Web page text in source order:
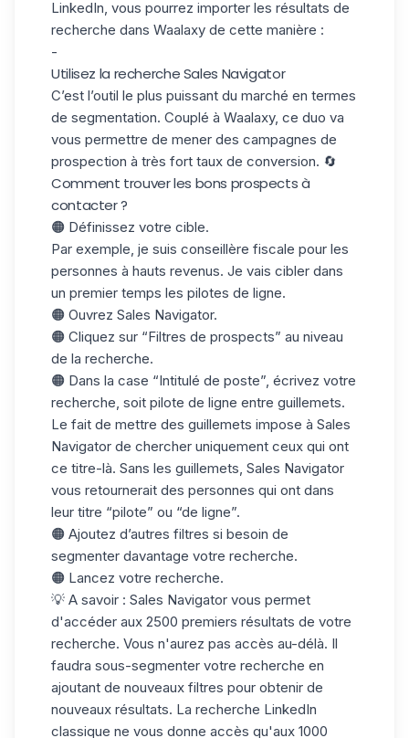
LinkedIn, vous pourrez importer les résultats de
recherche dans Waalaxy de cette manière :
-
Utilisez la recherche Sales Navigator
C’est l’outil le plus puissant du marché en termes
de segmentation. Couplé à Waalaxy, ce duo va
vous permettre de mener des campagnes de
prospection à très fort taux de conversion. 🔄
Comment trouver les bons prospects à
contacter ?
🟠 Définissez votre cible.
Par exemple, je suis conseillère fiscale pour les
personnes à hauts revenus. Je vais cibler dans
un premier temps les pilotes de ligne.
🟠 Ouvrez Sales Navigator.
🟠 Cliquez sur “Filtres de prospects” au niveau
de la recherche.
🟠 Dans la case “Intitulé de poste”, écrivez votre
recherche, soit pilote de ligne entre guillemets.
Le fait de mettre des guillemets impose à Sales
Navigator de chercher uniquement ceux qui ont
ce titre-là. Sans les guillemets, Sales Navigator
vous retournerait des personnes qui ont dans
leur titre “pilote” ou “de ligne”.
🟠 Ajoutez d’autres filtres si besoin de
segmenter davantage votre recherche.
🟠 Lancez votre recherche.
💡 A savoir : Sales Navigator vous permet
d'accéder aux 2500 premiers résultats de votre
recherche. Vous n'aurez pas accès au-délà. Il
faudra sous-segmenter votre recherche en
ajoutant de nouveaux filtres pour obtenir de
nouveaux résultats. La recherche LinkedIn
classique ne vous donne accès qu'aux 1000